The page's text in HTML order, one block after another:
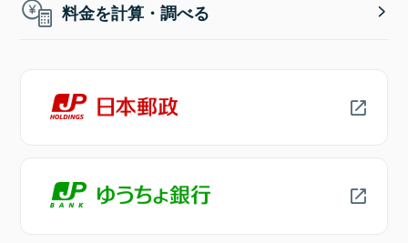
料金を計算・調べる